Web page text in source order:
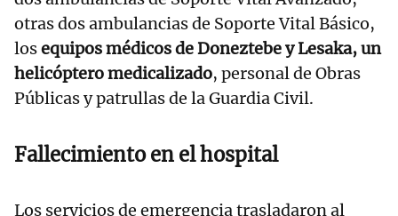
otras dos ambulancias de Soporte Vital Básico,
losequipos médicos de Doneztebe y Lesaka, un
helicóptero medicalizado, personal de Obras
Públicas y patrullas de la Guardia Civil.
Fallecimiento en el hospital
Los servicios de emergencia trasladaron al